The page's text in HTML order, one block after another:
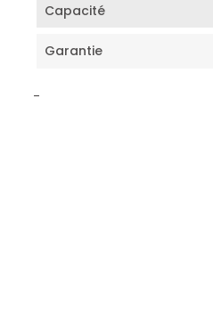
Capacité
Garantie
-